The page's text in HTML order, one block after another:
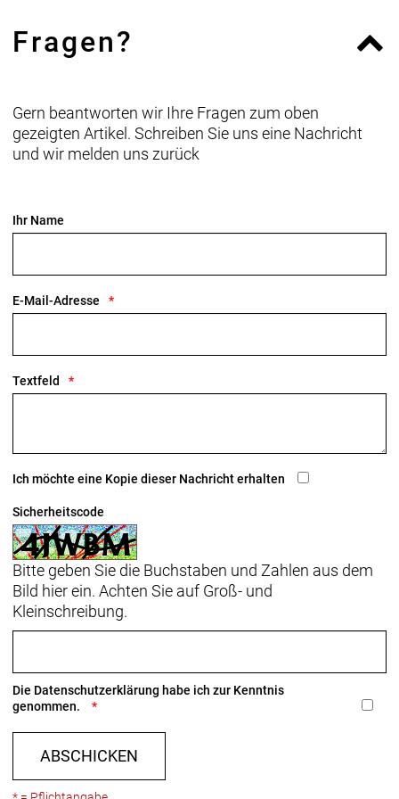
Geschlecht: Damen
Rahmen: Alpha Smooth Aluminium, interne
Zugführung, kompatibel mit Antriebsriemen,
Post Mount-Scheibenbremsaufnahme // Alpha
Smooth Aluminium, interne Zugführung, kompatibel
Anzahl Gänge: 1
Hinterradbremse: Hydraulische Scheibenbremse
Shimano MT200 // Hydraulische Scheibenbremse
Shimano MT200 // Hydraulische Scheibenbremse
Shimano MT200
Shimano RT10, Center Lock-Scheibenaufnahme,
160 mm // Shimano RT10, Center Lock-
Scheibenaufnahme, 160 mm
Vorderradbremse: Hydraulische Scheibenbremse
Shimano MT200 // Hydraulische Scheibenbremse
Shimano MT200
160 mm // Shimano RT10, Center Lock-
Scheibenaufnahme, 160 mm
Fragen?
Gern beantworten wir Ihre Fragen zum oben
gezeigten Artikel. Schreiben Sie uns eine Nachricht
und wir melden uns zurück
Ihr Name
E-Mail-Adresse
Textfeld
Ich möchte eine Kopie dieser Nachricht erhalten
Sicherheitscode
Bitte geben Sie die Buchstaben und Zahlen aus dem
Bild hier ein. Achten Sie auf Groß- und
Kleinschreibung.
Die Datenschutzerklärung habe ich zur Kenntnis
genommen.
ABSCHICKEN